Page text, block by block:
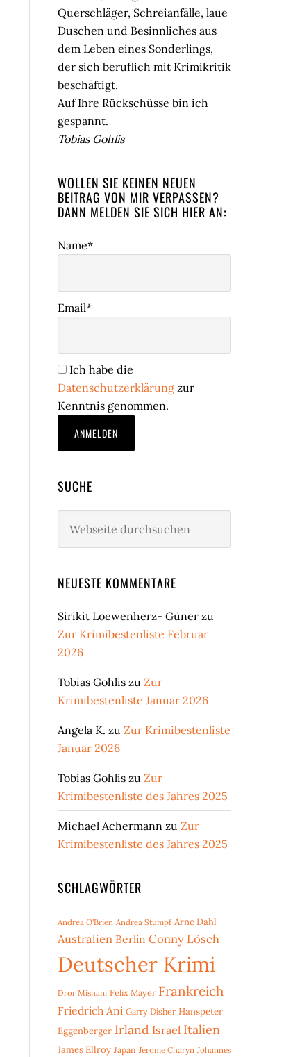
Querschläger, Schreianfälle, laue
Duschen und Besinnliches aus
dem Leben eines Sonderlings,
der sich beruflich mit Krimikritik
beschäftigt.
Auf Ihre Rückschüsse bin ich
gespannt.
Tobias Gohlis
WOLLEN SIE KEINEN NEUEN
BEITRAG VON MIR VERPASSEN?
DANN MELDEN SIE SICH HIER AN:
Name*
Email*
Ich habe die
Datenschutzerklärung zur
Kenntnis genommen.
SUCHE
durchsuchen
NEUESTE KOMMENTARE
Sirikit Loewenherz- Güner zu
Zur Krimibestenliste Februar
2026
Tobias Gohlis zu Zur
Krimibestenliste Januar 2026
Angela K. zu Zur Krimibestenliste
Januar 2026
Tobias Gohlis zu Zur
Krimibestenliste des Jahres 2025
Michael Achermann zu Zur
Krimibestenliste des Jahres 2025
SCHLAGWÖRTER
Andrea O'Brien Andrea Stumpf Arne Dahl
Australien Berlin Conny Lösch
Deutscher Krimi
Dror Mishani Felix Mayer Frankreich
Friedrich Ani Garry Disher Hanspeter
Eggenberger Irland Israel Italien
James Ellroy Japan Jerome Charyn Johannes